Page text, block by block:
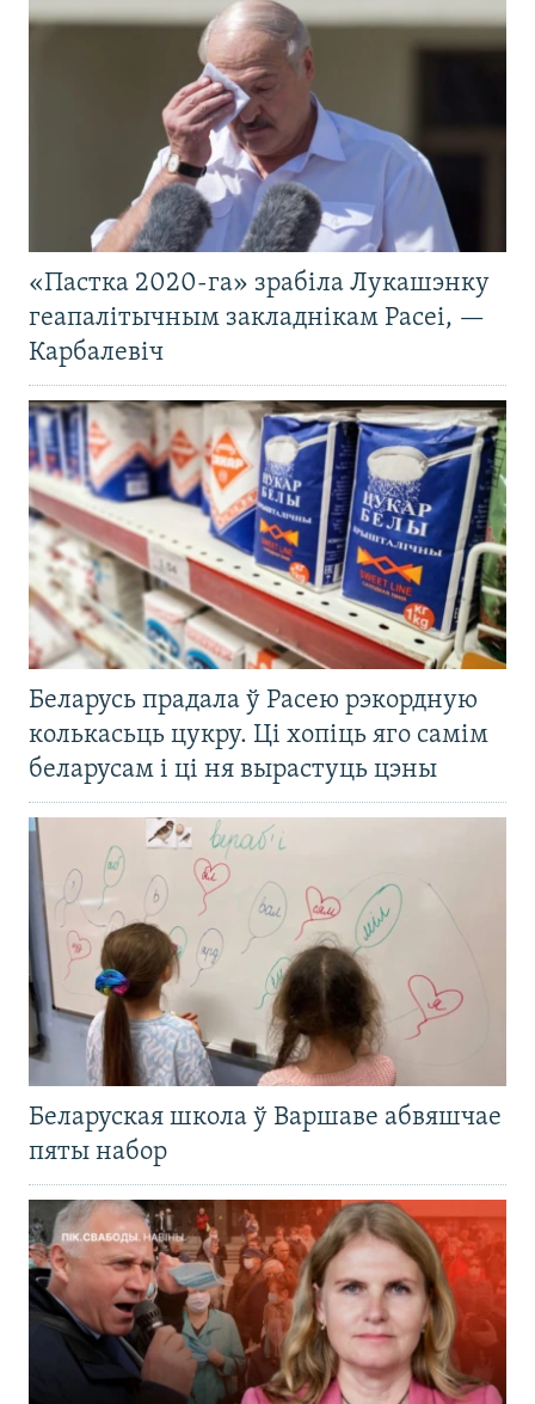
«Пастка 2020-га» зрабіла Лукашэнку
геапалітычным закладнікам Расеі, —
Карбалевіч
Беларусь прадала ў Расею рэкордную
колькасьць цукру. Ці хопіць яго самім
беларусам і ці ня вырастуць цэны
Беларуская школа ў Варшаве абвяшчае
пяты набор